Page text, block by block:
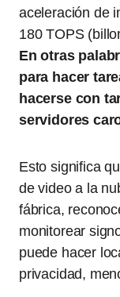
aceleración de
180 TOPS
En otras
para hacer
hacerse con
servidores
Esto significa
de video a la
fábrica,
monitorear
puede hacer
privacidad,